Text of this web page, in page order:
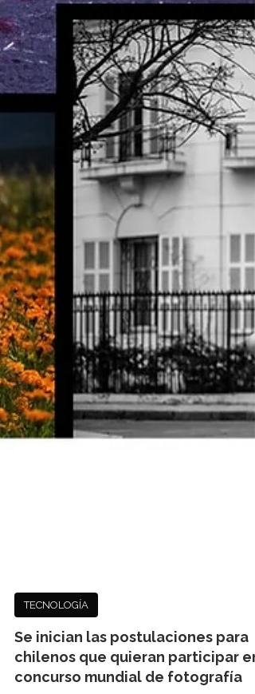
TECNOLOGÍA
Se inician las postulaciones para